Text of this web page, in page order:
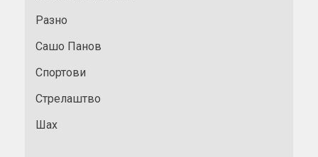
Разно
Сашо Панов
Спортови
Стрелаштво
Шах